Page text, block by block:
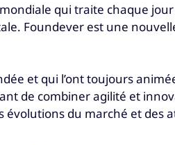
qui traite chaque
Foundever est une
et qui l’ont toujours
de combiner agilité et
évolutions du marché et des